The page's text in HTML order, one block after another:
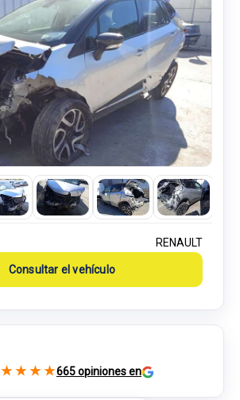
RENAULT
Consultar el vehículo
★ ★ ★ ★665 opiniones en